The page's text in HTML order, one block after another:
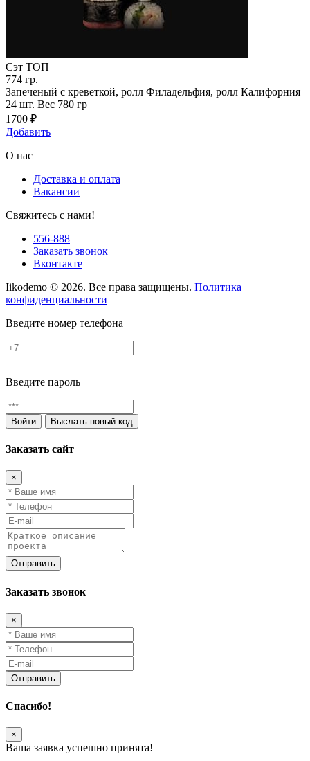
Сэт ТОП
774 гр.
Запеченый с креветкой, ролл Филадельфия, ролл Калифорния
24 шт. Вес 780 гр
1700 ₽
Добавить
О нас
Доставка и оплата
Вакансии
Свяжитесь с нами!
556-888
Заказать звонок
Вконтакте
Iikodemo © 2026. Все права защищены. Политика
конфиденциальности
Введите номер телефона
Введите пароль
Войти Выслать новый код
Заказать сайт
×
Заказать звонок
×
Спасибо!
×
Ваша заявка успешно принята!